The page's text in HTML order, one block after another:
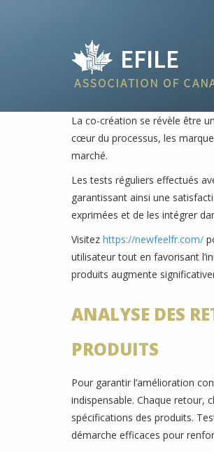
La co-création se révèle être
cœur du processus, les
marché.
Les tests réguliers effectués
garantissant ainsi une
exprimées et de les intégrer
Visitez https://newfeelfr.com/
utilisateur tout en favorisant
produits augmente
ANALYSE DES
PRODUITS
Pour garantir l’amélioration
indispensable. Chaque retour,
spécifications des produits.
démarche efficaces pour